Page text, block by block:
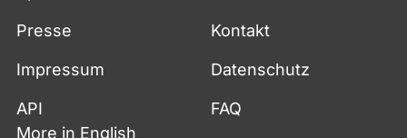
Presse Kontakt
Impressum Datenschutz
API
FAQ
More in English